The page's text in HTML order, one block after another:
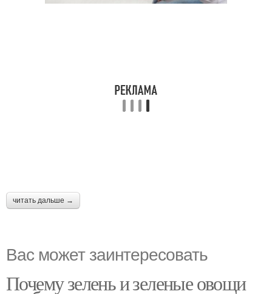
читать дальше →
Вас может заинтересовать
Почему зелень и зеленые овощи